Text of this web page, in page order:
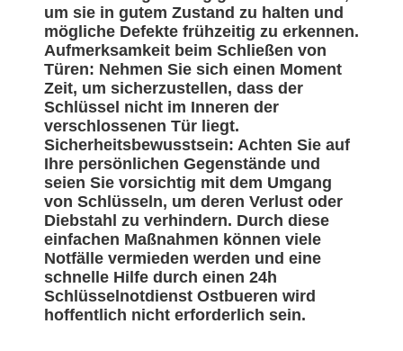
um sie in gutem Zustand zu halten und
mögliche Defekte frühzeitig zu erkennen.
Aufmerksamkeit beim Schließen von
Türen: Nehmen Sie sich einen Moment
Zeit, um sicherzustellen, dass der
Schlüssel nicht im Inneren der
verschlossenen Tür liegt.
Sicherheitsbewusstsein: Achten Sie auf
Ihre persönlichen Gegenstände und
seien Sie vorsichtig mit dem Umgang
von Schlüsseln, um deren Verlust oder
Diebstahl zu verhindern. Durch diese
einfachen Maßnahmen können viele
Notfälle vermieden werden und eine
schnelle Hilfe durch einen 24h
Schlüsselnotdienst Ostbueren wird
hoffentlich nicht erforderlich sein.